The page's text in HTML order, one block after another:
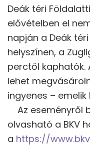
Deák téri
elővételben el
napján a Deák
helyszínen, a
perctől kaphatók.
lehet
ingyenes –
Az eseményről
olvasható a BKV
a https://